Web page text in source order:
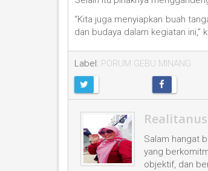
“Kita juga menyiapkan buah
dan budaya dalam kegiatan ini,”
Label: PORUM GEBU MINANG
Salam hangat
yang
objektif, dan